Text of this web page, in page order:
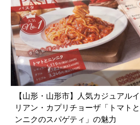
#鉄板焼き
【山形・山形市】人気カジュアル
リアン・カプリチョーザ「トマト
ンニクのスパゲティ」の魅力